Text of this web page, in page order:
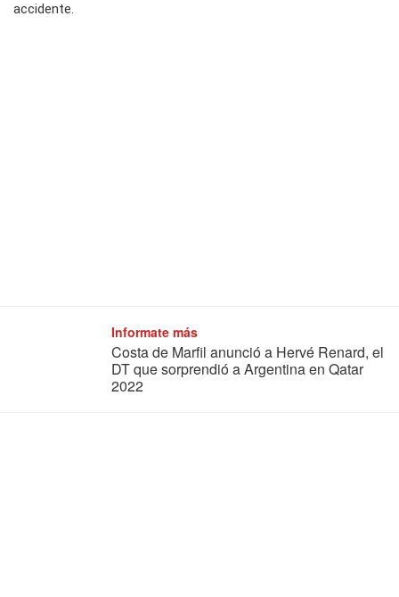
accidente.
Informate más
Costa de Marfil anunció a Hervé Renard, el
DT que sorprendió a Argentina en Qatar
2022